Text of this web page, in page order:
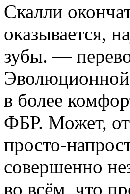
Скалли
оказывается,
зубы. —
в более
ФБР. Может,
просто-
совершенно
во всём, что